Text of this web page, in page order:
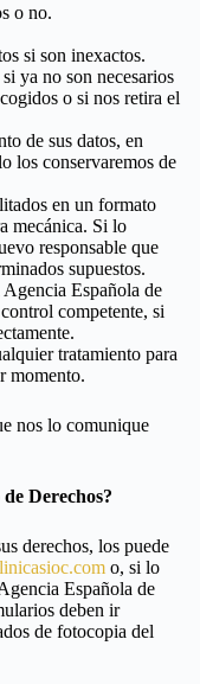
o no.
si son inexactos.
ya no son necesarios
o si nos retira el
de sus datos, en
los conservaremos de
en un formato
mecánica. Si lo
responsable que
supuestos.
Española de
competente, si
tratamiento para
momento.
nos lo comunique
Derechos?
derechos, los puede
o, si lo
Española de
deben ir
de fotocopia del